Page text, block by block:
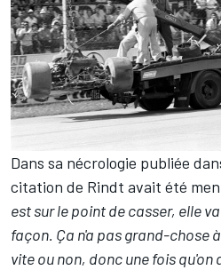
Dans sa nécrologie publiée
citation de Rindt avait été
est sur le point de casser, elle
façon. Ça n'a pas grand-chose
vite ou non, donc une fois qu'on